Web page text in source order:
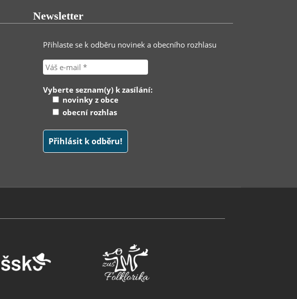
Newsletter
Přihlaste se k odběru novinek a obecního rozhlasu
Vyberte seznam(y) k zasílání:
novinky z obce
obecní rozhlas